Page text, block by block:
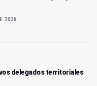
2026
delegados territoriales